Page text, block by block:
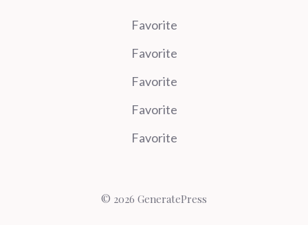
Favorite
Favorite
Favorite
Favorite
Favorite
© 2026 GeneratePress